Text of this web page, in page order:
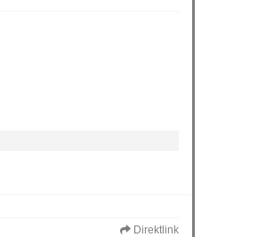
Direktlink